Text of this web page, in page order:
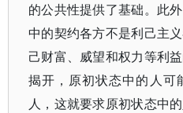
的公共性提供了基础。此
中的契约各方不是利己主
己财富、威望和权力等利
揭开，原初状态中的人可
人，这就要求原初状态中